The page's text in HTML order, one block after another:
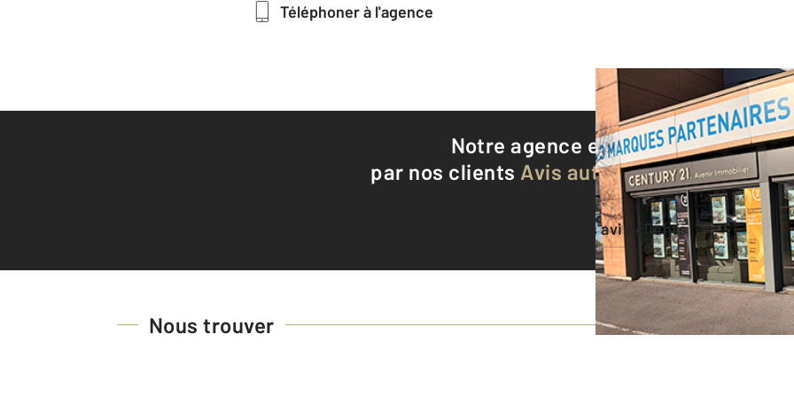
Téléphoner à l'agence
Notre agence est notée9,1/10
par nos clients Avis authentifiés par
Voir tous les avis clients
Nous trouver